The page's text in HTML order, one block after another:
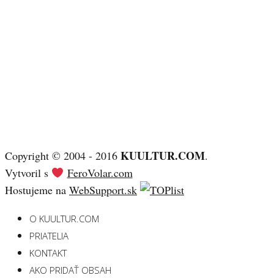
Copyright © 2004 - 2016 KUULTUR.COM.
Vytvoril s
FeroVolar.com
Hostujeme na WebSupport.sk
O KUULTUR.COM
PRIATELIA
KONTAKT
AKO PRIDAŤ OBSAH